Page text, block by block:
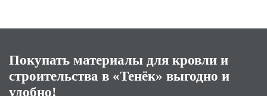
Покупать материалы для кровли и
строительства в «Тенёк» выгодно и
удобно!